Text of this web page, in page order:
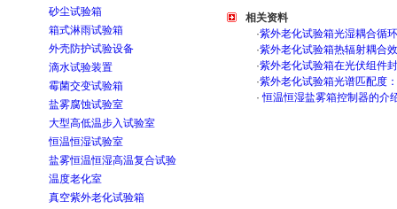
砂尘试验箱
箱式淋雨试验箱
外壳防护试验设备
滴水试验装置
霉菌交变试验箱
盐雾腐蚀试验室
大型高低温步入试验室
恒温恒湿试验室
盐雾恒温恒湿高温复合试验
温度老化室
真空紫外老化试验箱
相关资料
·紫外老化试验箱光湿耦合循
·紫外老化试验箱热辐射耦合
·紫外老化试验箱在光伏组件
·紫外老化试验箱光谱匹配度
· 恒温恒湿盐雾箱控制器的介